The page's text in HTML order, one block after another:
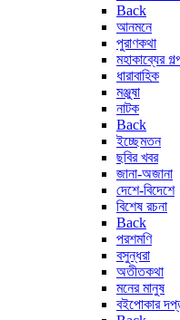
Back
আনমনে
পুরাণকথা
মহাকাব্যের
ধারাবাহিক
মঞ্জুষা
নাটক
Back
ইচ্ছেমতন
ছবির খবর
জানা-অজানা
দেশে-বিদেশে
বিশেষ রচনা
Back
পরশমণি
বসুন্ধরা
অতীতকথা
মনের মানুষ
বইপোকার